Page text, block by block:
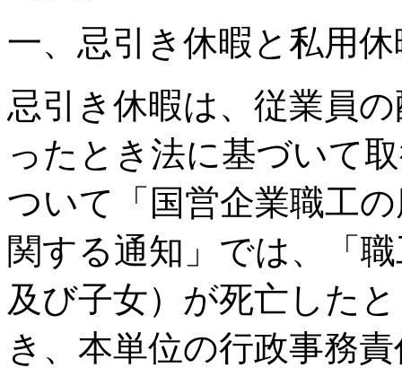
一、忌引き休暇と私用休
忌引き休暇は、従業員
ったとき法に基づいて
ついて「国営企業職工
関する通知」では、「
及び子女）が死亡した
き、本単位の行政事務